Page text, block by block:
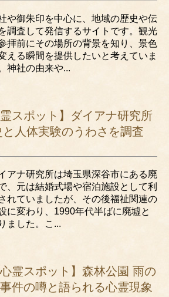
や御朱印を中心に、地域の歴史や伝
調査して発信するサイトです。観光
拝前にその場所の背景を知り、景色
える瞬間を提供したいと考えていま
神社の由来や...
霊スポット】ダイアナ研究所
と人体実験のうわさを調査
アナ研究所は埼玉県深谷市にある廃
、元は結婚式場や宿泊施設として利
れていましたが、その後福祉関連の
に変わり、1990年代半ばに廃墟と
ました。こ...
心霊スポット】森林公園 雨の
件の噂と語られる心霊現象